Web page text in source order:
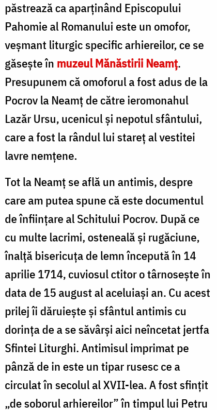
păstrează ca aparținând Episcopului
Pahomie al Romanului este un omofor,
veșmant liturgic specific arhiereilor, ce se
găsește în muzeul Mănăstirii Neamț.
Presupunem că omoforul a fost adus de la
Pocrov la Neamț de către ieromonahul
Lazăr Ursu, ucenicul și nepotul sfântului,
care a fost la rândul lui stareț al vestitei
lavre nemțene.
Tot la Neamț se află un antimis, despre
care am putea spune că este documentul
de înființare al Schitului Pocrov. După ce
cu multe lacrimi, osteneală și rugăciune,
înalță bisericuța de lemn începută în 14
aprilie 1714, cuviosul ctitor o târnosește în
data de 15 august al aceluiași an. Cu acest
prilej îi dăruiește și sfântul antimis cu
dorința de a se săvârși aici neîncetat jertfa
Sfintei Liturghi. Antimisul imprimat pe
pânză de in este un tipar rusesc ce a
circulat în secolul al XVII-lea. A fost sfințit
„de soborul arhiereilor” în timpul lui Petru